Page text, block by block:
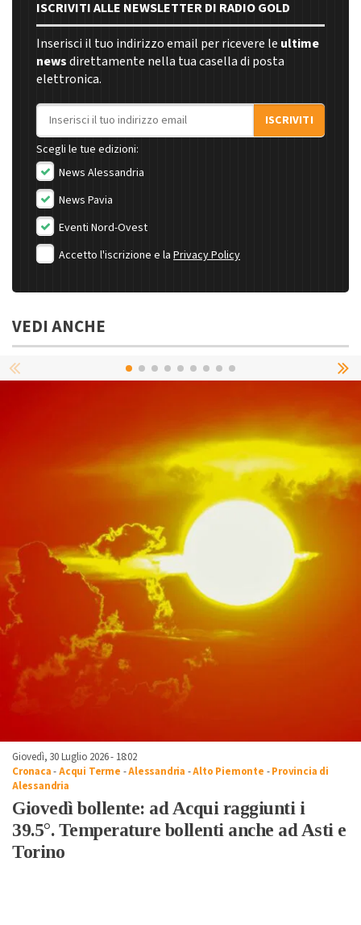
ISCRIVITI ALLE NEWSLETTER DI RADIO GOLD
Inserisci il tuo indirizzo email per ricevere le ultime
newsdirettamente nella tua casella di posta
elettronica.
Indirizzo email
ISCRIVITI
Scegli le tue edizioni:
News Alessandria
News Pavia
Eventi Nord-Ovest
Accetto l'iscrizione e la Privacy Policy
VEDI ANCHE
Giovedì, 30 Luglio 2026 - 18:02
Cronaca-Acqui Terme -Alessandria -Alto Piemonte -Provincia di
Alessandria
Giovedì bollente: ad Acqui raggiunti i
39.5°. Temperature bollenti anche ad Asti e
Torino